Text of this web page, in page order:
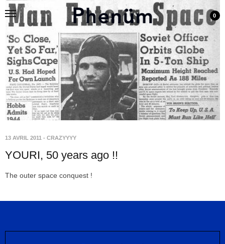
0
13 AVRIL 2011 - CRAZYYYY
YOURI, 50 years ago !!
The outer space conquest !